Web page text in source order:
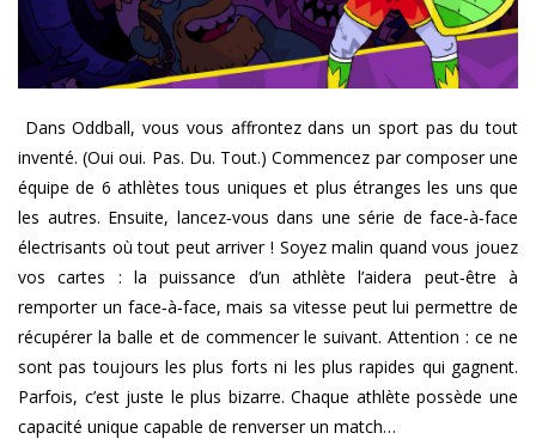
Dans Oddball, vous vous affrontez dans un sport pas du tout
inventé. (Oui oui. Pas. Du. Tout.) Commencez par composer une
équipe de 6 athlètes tous uniques et plus étranges les uns que
les autres. Ensuite, lancez‑vous dans une série de face‑à‑face
électrisants où tout peut arriver ! Soyez malin quand vous jouez
vos cartes : la puissance d’un athlète l’aidera peut‑être à
remporter un face‑à‑face, mais sa vitesse peut lui permettre de
récupérer la balle et de commencer le suivant. Attention : ce ne
sont pas toujours les plus forts ni les plus rapides qui gagnent.
Parfois, c’est juste le plus bizarre. Chaque athlète possède une
capacité unique capable de renverser un match…